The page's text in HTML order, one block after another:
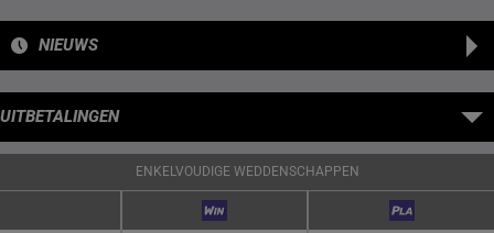
NIEUWS
UITBETALINGEN
ENKELVOUDIGE WEDDENSCHAPPEN